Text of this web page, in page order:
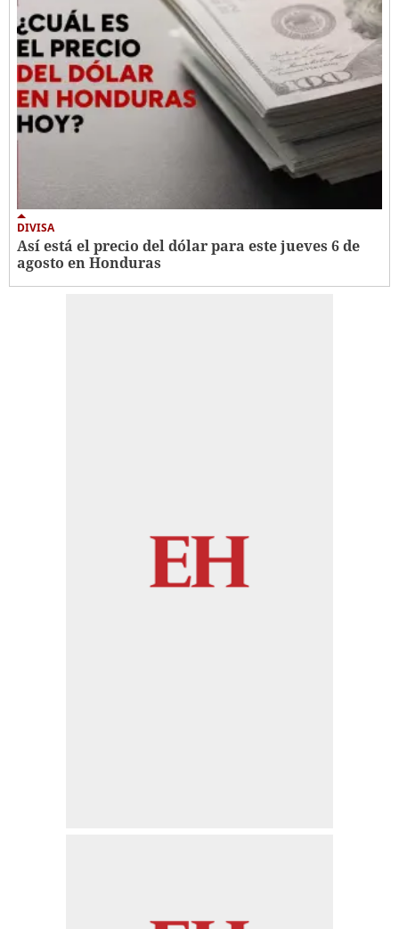
DIVISA
Así está el precio del dólar para este jueves 6 de
agosto en Honduras